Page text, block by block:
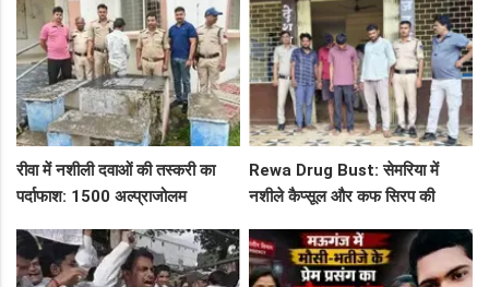
रीवा में नशीली दवाओं की तस्करी का
पर्दाफाश: 1500 अल्प्राजोलम
सप्लाई चेन
Rewa Drug Bust: सेमरिया में
नशीले कैप्सूल और कफ सिरप की
के पीछे